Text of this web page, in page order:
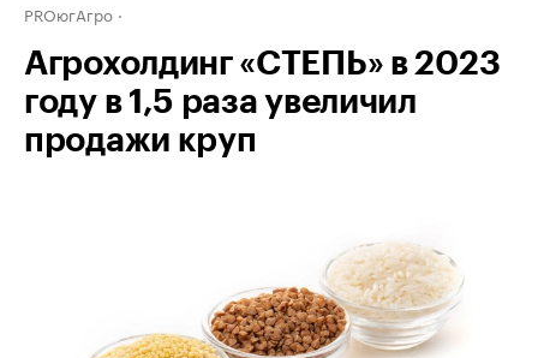
PROюгАгро
Агрохолдинг «СТЕПЬ» в 2023
году в 1,5 раза увеличил
продажи круп